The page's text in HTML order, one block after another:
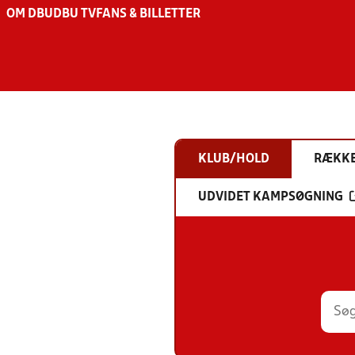
OM DBU DBU TV FANS & BILLETTER
KLUB/HOLD
UDVIDET KAMPSØGNING